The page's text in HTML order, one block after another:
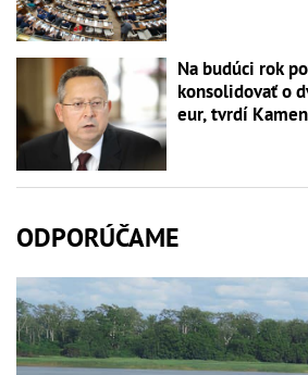
Na budúci rok
konsolidovať o
eur, tvrdí
ODPORÚČAME